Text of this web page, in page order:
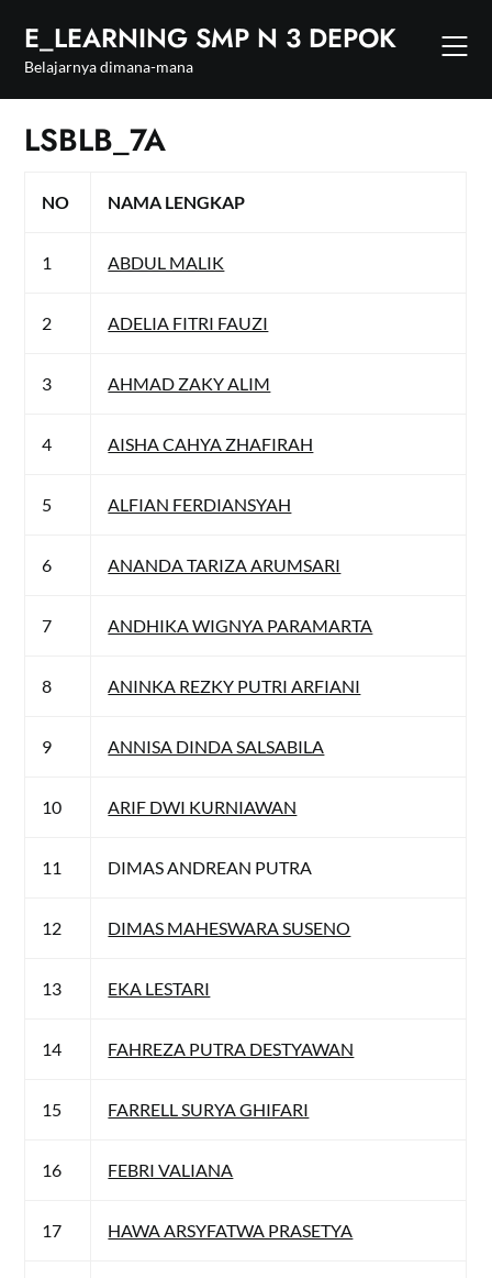
content
E_LEARNING SMP N 3 DEPOK
Belajarnya dimana-mana
LSBLB_7A
NO NAMA LENGKAP
1 ABDUL MALIK
2 ADELIA FITRI FAUZI
3 AHMAD ZAKY ALIM
4 AISHA CAHYA ZHAFIRAH
5 ALFIAN FERDIANSYAH
6 ANANDA TARIZA ARUMSARI
7 ANDHIKA WIGNYA PARAMARTA
8 ANINKA REZKY PUTRI ARFIANI
9 ANNISA DINDA SALSABILA
10 ARIF DWI KURNIAWAN
11 DIMAS ANDREAN PUTRA
12 DIMAS MAHESWARA SUSENO
13 EKA LESTARI
14 FAHREZA PUTRA DESTYAWAN
15 FARRELL SURYA GHIFARI
16 FEBRI VALIANA
17 HAWA ARSYFATWA PRASETYA